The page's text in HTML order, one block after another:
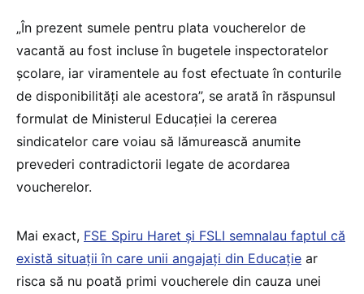
„În prezent sumele pentru plata voucherelor de
vacantă au fost incluse în bugetele inspectoratelor
școlare, iar viramentele au fost efectuate în conturile
de disponibilități ale acestora”, se arată în răspunsul
formulat de Ministerul Educației la cererea
sindicatelor care voiau să lămurească anumite
prevederi contradictorii legate de acordarea
voucherelor.
Mai exact, FSE Spiru Haret și FSLI semnalau faptul că
există situații în care unii angajați din Educație ar
risca să nu poată primi voucherele din cauza unei